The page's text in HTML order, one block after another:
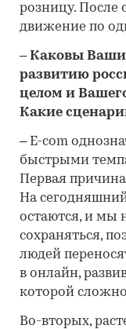
розницу.
движение по
– Каковы
развитию
целом и
Какие
– E-com
быстрыми
Первая
На
остаются, и мы
сохраняться,
людей
в онлайн,
которой
Во-вторых,